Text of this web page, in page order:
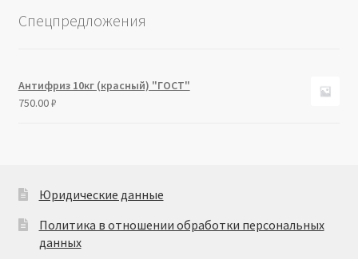
Спецпредложения
Антифриз 10кг (красный) "ГОСТ"
750.00₽
Юридические данные
Политика в отношении обработки персональных
данных